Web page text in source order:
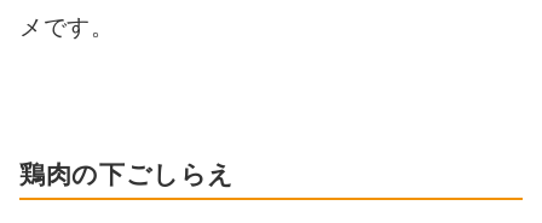
メです。
鶏肉の下ごしらえ